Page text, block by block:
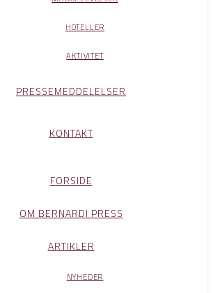
HOTELLER
AKTIVITET
PRESSEMEDDELELSER
KONTAKT
FORSIDE
OM BERNARDI PRESS
ARTIKLER
NYHEDER